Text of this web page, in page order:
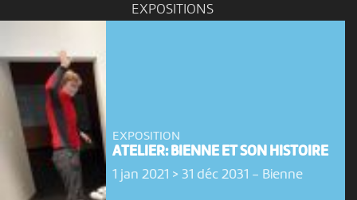
EXPOSITIONS
EXPOSITION
ATELIER: BIENNE ET SON HISTOIRE
1 jan 2021 > 31 déc 2031 - Bienne